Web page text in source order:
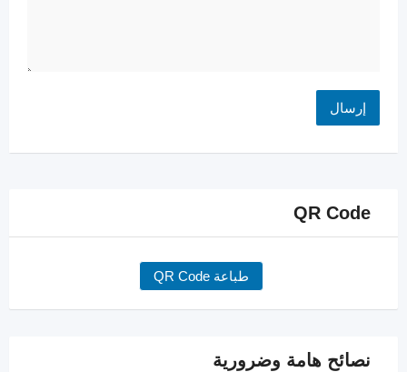
QR Code
طباعة QR Code
نصائح هامة وضرورية